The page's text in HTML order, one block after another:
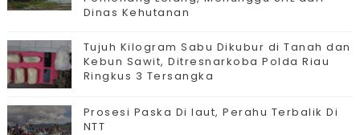
Dinas Kehutanan
Tujuh Kilogram Sabu Dikubur di Tanah dan
Kebun Sawit, Ditresnarkoba Polda Riau
Ringkus 3 Tersangka
Prosesi Paska Di laut, Perahu Terbalik Di
NTT